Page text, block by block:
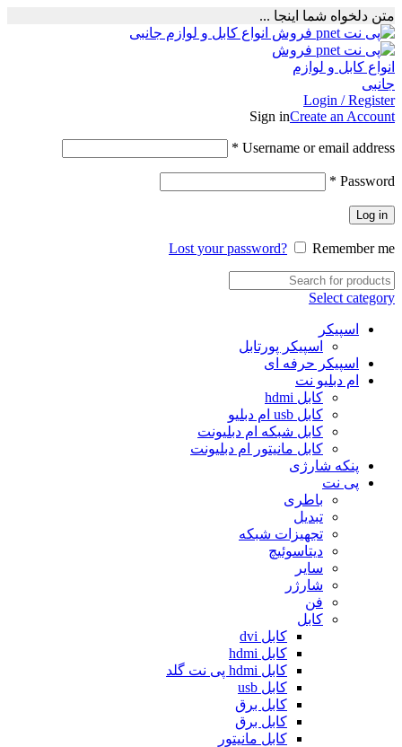
متن دلخواه شما اینجا ...
Login / Register
Sign inCreate an Account
Username or email address
*
Password
*
Log in
Lost your password? Remember me
Select category
اسپیکر
اسپیکر پورتابل
اسپیکر حرفه ای
ام دبلیو نت
کابل hdmi
کابل usb ام دبلیو
کابل شبکه ام دبلیونت
کابل مانیتور ام دبلیونت
پنکه شارژی
پی نت
باطری
تبدیل
تجهیزات شبکه
دیتاسوئیچ
سایر
شارژر
فن
کابل
کابل dvi
کابل hdmi
کابل hdmi پی نت گلد
کابل usb
کابل برق
کابل برق
کابل مانیتور